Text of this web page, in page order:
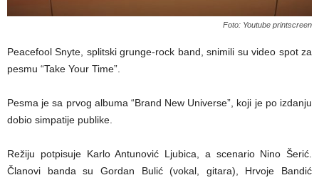
Foto: Youtube printscreen
Peacefool Snyte, splitski grunge-rock band, snimili su video spot za
pesmu “Take Your Time”.
Pesma je sa prvog albuma “Brand New Universe”, koji je po izdanju
dobio simpatije publike.
Režiju potpisuje Karlo Antunović Ljubica, a scenario Nino Šerić.
Članovi banda su Gordan Bulić (vokal, gitara), Hrvoje Bandić